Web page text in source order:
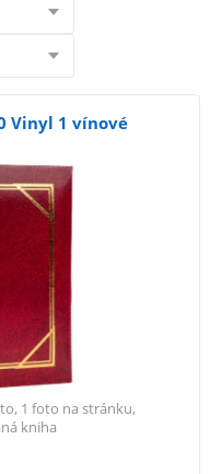
Vinyl 1 vínové
1 foto na stránku,
kniha